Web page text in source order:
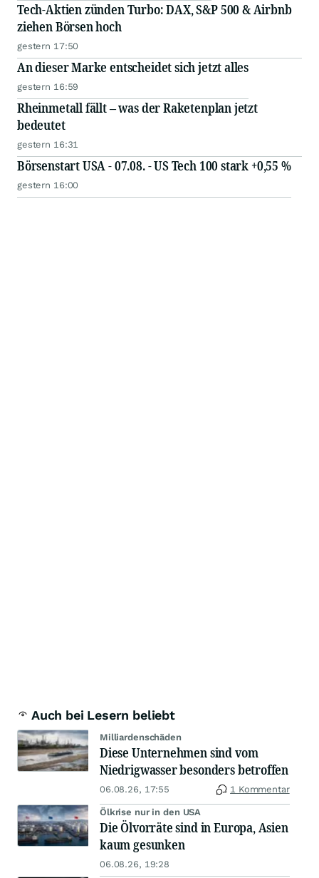
Tech-Aktien zünden Turbo: DAX, S&P 500 & Airbnb
ziehen Börsen hoch
gestern 17:50
An dieser Marke entscheidet sich jetzt alles
gestern 16:59
Rheinmetall fällt – was der Raketenplan jetzt
bedeutet
gestern 16:31
Börsenstart USA - 07.08. - US Tech 100 stark +0,55 %
gestern 16:00
Auch bei Lesern beliebt
Milliardenschäden
Diese Unternehmen sind vom
Niedrigwasser besonders betroffen
06.08.26, 17:55 1 Kommentar
Ölkrise nur in den USA
Die Ölvorräte sind in Europa, Asien
kaum gesunken
06.08.26, 19:28